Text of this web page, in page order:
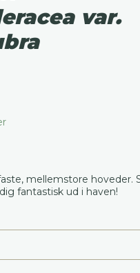
var.
mellemstore hoveder.
fantastisk ud i haven!